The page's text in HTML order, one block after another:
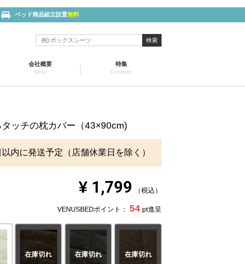
ベッド商品組立設置無料
検索
会社概要
Store
特集
Contents
タッチの枕カバー（43×90cm)
内に発送予定（店舗休業日を除く）
¥ 1,799 税込
VENUSBEDポイント： 54 pt進呈
在庫切れ 在庫切れ 在庫切れ